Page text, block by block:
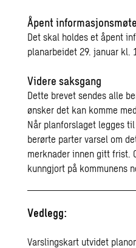
Åpent informasjonsmøte
Det skal holdes et åpent
planarbeidet 29. januar kl.
Videre saksgang
Dette brevet sendes alle
ønsker det kan komme
Når planforslaget legges
berørte parter varsel om
merknader innen gitt frist.
kunngjort på kommunens
Vedlegg:
Varslingskart utvidet